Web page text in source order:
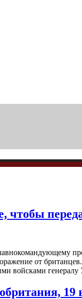
чтобы
от
войсками генералу
19